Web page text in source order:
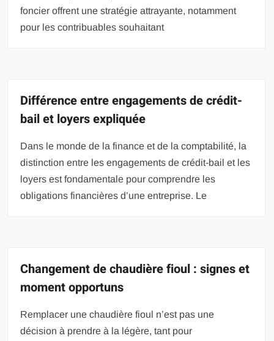
foncier offrent une stratégie attrayante, notamment
pour les contribuables souhaitant
Différence entre engagements de crédit-
bail et loyers expliquée
Dans le monde de la finance et de la comptabilité, la
distinction entre les engagements de crédit-bail et les
loyers est fondamentale pour comprendre les
obligations financières d’une entreprise. Le
Changement de chaudière fioul : signes et
moment opportuns
Remplacer une chaudière fioul n’est pas une
décision à prendre à la légère, tant pour